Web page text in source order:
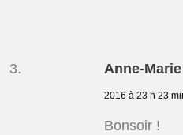
Anne-
2016 à 23 h 23
Bonsoir !